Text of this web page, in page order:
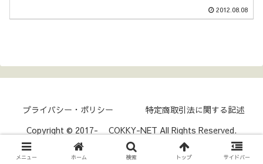
2012.08.08
プライバシー・ポリシー
特定商取引法に関する記述
Copyright © 2017- COKKY-NET All Rights Reserved.
メニュー ホーム 検索 トップ サイドバー